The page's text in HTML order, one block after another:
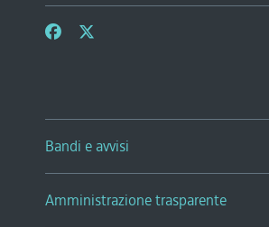
Bandi e avvisi
Amministrazione trasparente